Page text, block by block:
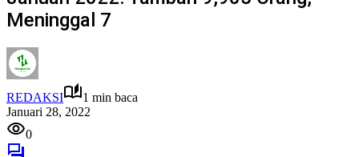
Meninggal 7
REDAKSI
1 min baca
Januari 28, 2022
0